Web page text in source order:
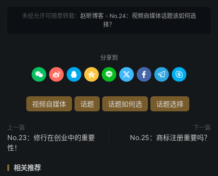
未经允许可随意转载： 赵昕博客 » No.24：视频自媒体话题该如何选
择？
分享到
        
视频自媒体 话题 话题如何选 话题选择
上一篇
No.23：修行在创业中的重要
性！
下一篇
No.25：商标注册重要吗？
相关推荐